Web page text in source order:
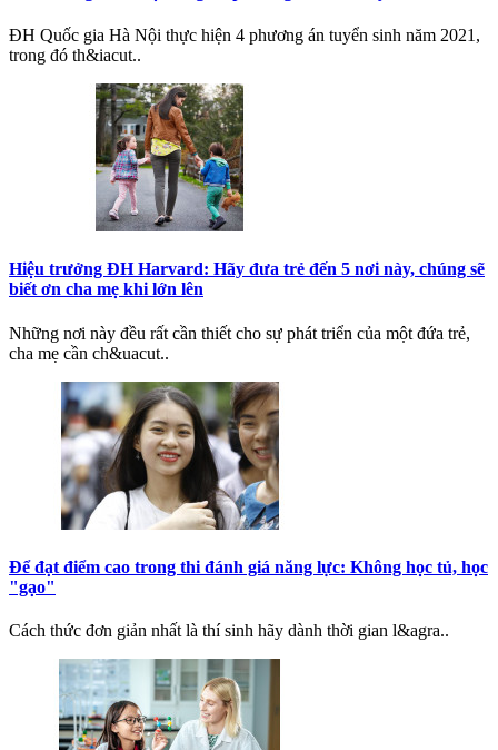
ĐH Quốc gia Hà Nội thực hiện 4 phương án tuyển sinh năm 2021,
trong đó th&iacut..
Hiệu trưởng ĐH Harvard: Hãy đưa trẻ đến 5 nơi này, chúng sẽ
biết ơn cha mẹ khi lớn lên
Những nơi này đều rất cần thiết cho sự phát triển của một đứa trẻ,
cha mẹ cần ch&uacut..
Để đạt điểm cao trong thi đánh giá năng lực: Không học tủ, học
"gạo"
Cách thức đơn giản nhất là thí sinh hãy dành thời gian l&agra..